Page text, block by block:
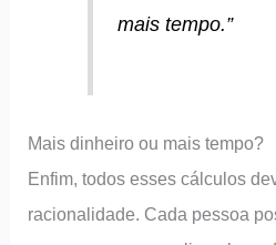
mais tempo.”
Mais dinheiro ou mais tempo?
Enfim, todos esses cálculos
racionalidade. Cada pessoa